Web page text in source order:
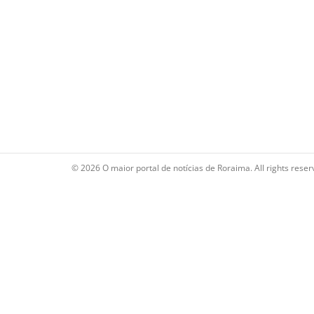
© 2026 O maior portal de notícias de Roraima. All rights